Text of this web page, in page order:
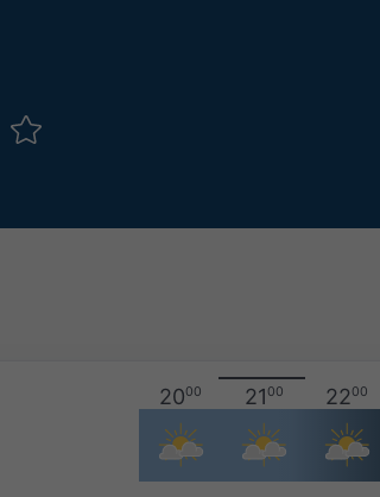
2000 2100 2200